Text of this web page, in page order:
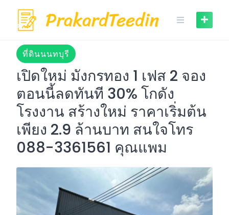
content
ที่ดินนนทบุรี
เปิดใหม่ มังกรทอง 1 เฟส 2 จอง
ตอนนี้ลดทันที 30% โกดัง
โรงงาน สร้างใหม่ ราคาเริ่มต้น
เพียง 2.9 ล้านบาท สนใจโทร
088-3361561 คุณแพม